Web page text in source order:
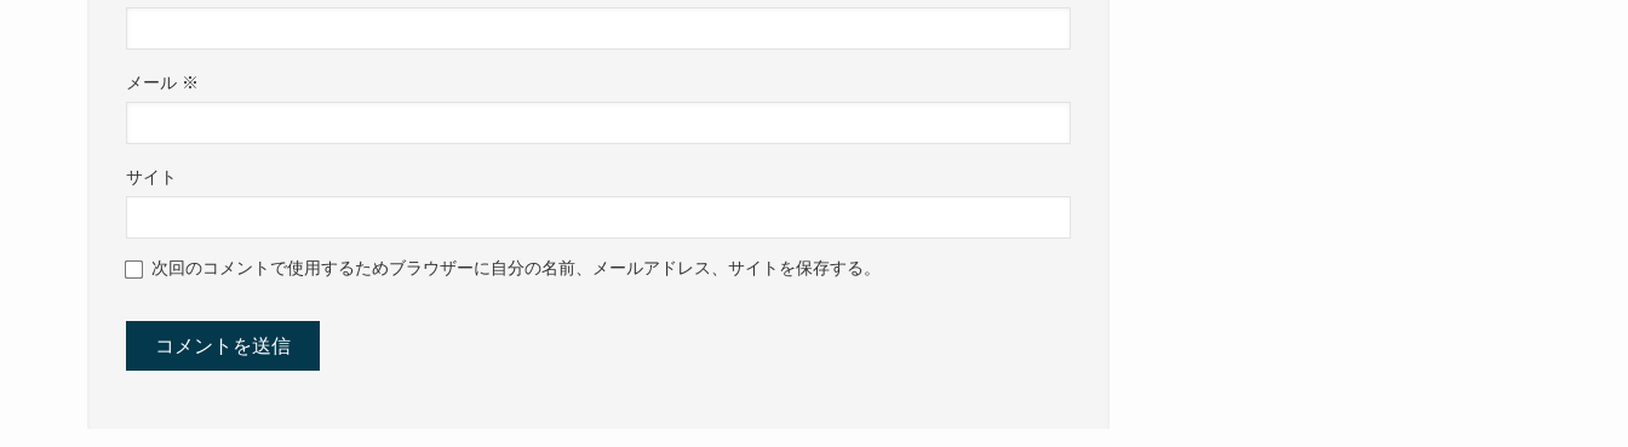
メール ※
サイト
次回のコメントで使用するためブラウザーに自分の名前、メールアドレス、サイトを保存する。